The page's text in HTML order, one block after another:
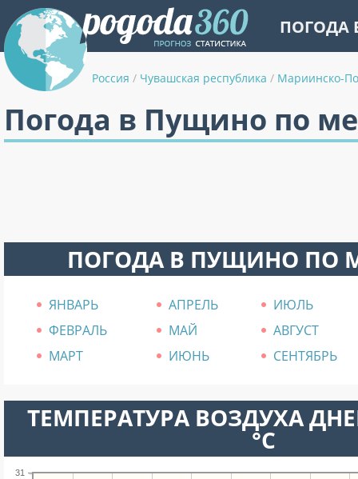
ПОГОДА
Россия / Чувашская республика / Мариинско-
Погода в Пущино по
ПОГОДА В ПУЩИНО ПО
ЯНВАРЬ АПРЕЛЬ
ИЮЛЬ
ФЕВРАЛЬ
МАЙ
АВГУСТ
МАРТ
ИЮНЬ СЕНТЯБРЬ
ТЕМПЕРАТУРА ВОЗДУХА
°C
31